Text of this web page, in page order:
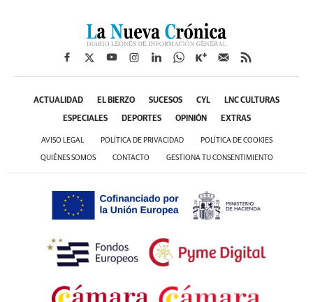
ACTUALIDAD EL BIERZO SUCESOS CYL LNC CULTURAS
ESPECIALES DEPORTES OPINIÓN EXTRAS
AVISO LEGAL POLÍTICA DE PRIVACIDAD POLÍTICA DE COOKIES
QUIÉNES SOMOS CONTACTO GESTIONA TU CONSENTIMIENTO